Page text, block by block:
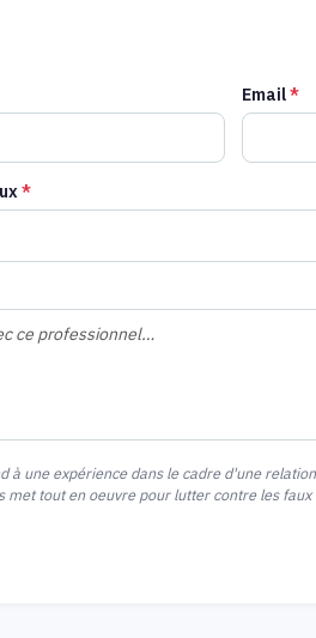
Email*
*
à une expérience dans le cadre d'une
met tout en oeuvre pour lutter contre les faux